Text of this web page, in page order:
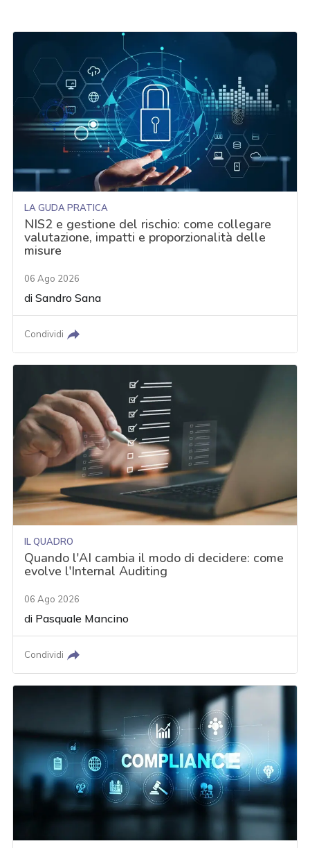
LA GUDA PRATICA
NIS2 e gestione del rischio: come collegare
valutazione, impatti e proporzionalità delle
misure
06 Ago 2026
diSandro Sana
Condividi
IL QUADRO
Quando l'AI cambia il modo di decidere: come
evolve l'Internal Auditing
06 Ago 2026
di Pasquale Mancino
Condividi